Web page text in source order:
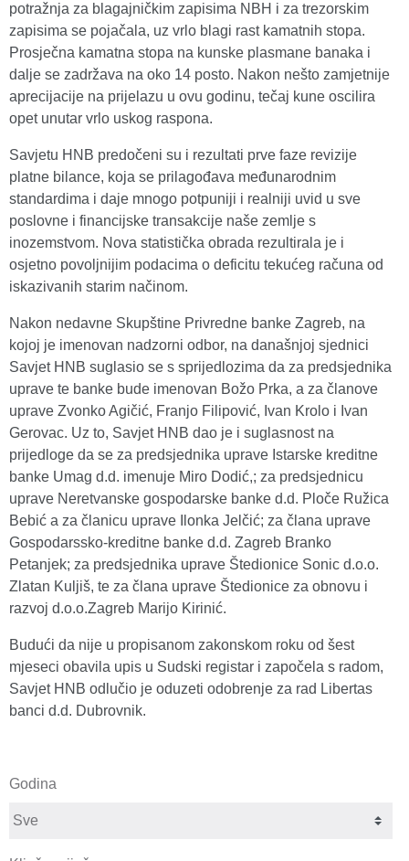
potražnja za blagajničkim zapisima NBH i za trezorskim
zapisima se pojačala, uz vrlo blagi rast kamatnih stopa.
Prosječna kamatna stopa na kunske plasmane banaka i
dalje se zadržava na oko 14 posto. Nakon nešto zamjetnije
aprecijacije na prijelazu u ovu godinu, tečaj kune oscilira
opet unutar vrlo uskog raspona.
Savjetu HNB predočeni su i rezultati prve faze revizije
platne bilance, koja se prilagođava međunarodnim
standardima i daje mnogo potpuniji i realniji uvid u sve
poslovne i financijske transakcije naše zemlje s
inozemstvom. Nova statistička obrada rezultirala je i
osjetno povoljnijim podacima o deficitu tekućeg računa od
iskazivanih starim načinom.
Nakon nedavne Skupštine Privredne banke Zagreb, na
kojoj je imenovan nadzorni odbor, na današnjoj sjednici
Savjet HNB suglasio se s sprijedlozima da za predsjednika
uprave te banke bude imenovan Božo Prka, a za članove
uprave Zvonko Agičić, Franjo Filipović, Ivan Krolo i Ivan
Gerovac. Uz to, Savjet HNB dao je i suglasnost na
prijedloge da se za predsjednika uprave Istarske kreditne
banke Umag d.d. imenuje Miro Dodić,; za predsjednicu
uprave Neretvanske gospodarske banke d.d. Ploče Ružica
Bebić a za članicu uprave Ilonka Jelčić; za člana uprave
Gospodarssko-kreditne banke d.d. Zagreb Branko
Petanjek; za predsjednika uprave Štedionice Sonic d.o.o.
Zlatan Kuljiš, te za člana uprave Štedionice za obnovu i
razvoj d.o.o.Zagreb Marijo Kirinić.
Budući da nije u propisanom zakonskom roku od šest
mjeseci obavila upis u Sudski registar i započela s radom,
Savjet HNB odlučio je oduzeti odobrenje za rad Libertas
banci d.d. Dubrovnik.
Godina